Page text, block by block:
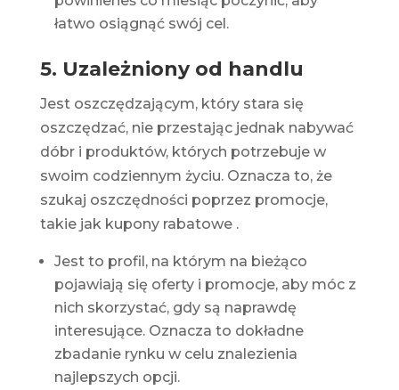
łatwo osiągnąć swój cel.
5. Uzależniony od handlu
Jest oszczędzającym, który stara się
oszczędzać, nie przestając jednak nabywać
dóbr i produktów, których potrzebuje w
swoim codziennym życiu. Oznacza to, że
szukaj oszczędności poprzez promocje,
takie jak kupony rabatowe.
Jest to profil, na którym na bieżąco
pojawiają się oferty i promocje, aby móc z
nich skorzystać, gdy są naprawdę
interesujące. Oznacza to dokładne
zbadanie rynku w celu znalezienia
najlepszych opcji.